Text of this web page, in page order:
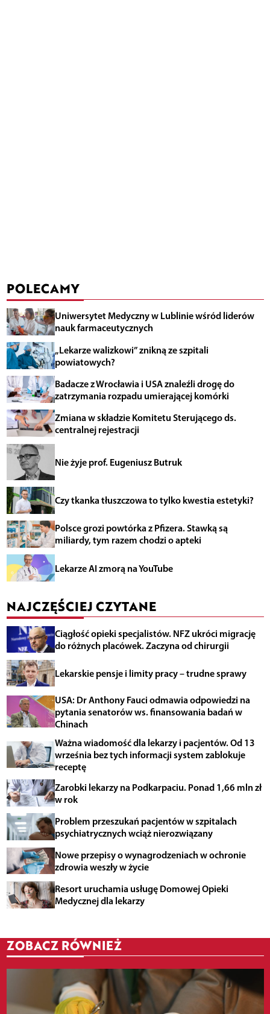
POLECAMY
Uniwersytet Medyczny w Lublinie wśród liderów
nauk farmaceutycznych
„Lekarze walizkowi” znikną ze szpitali
powiatowych?
Badacze z Wrocławia i USA znaleźli drogę do
zatrzymania rozpadu umierającej komórki
Zmiana w składzie Komitetu Sterującego ds.
centralnej rejestracji
Nie żyje prof. Eugeniusz Butruk
Czy tkanka tłuszczowa to tylko kwestia estetyki?
Polsce grozi powtórka z Pfizera. Stawką są
miliardy, tym razem chodzi o apteki
Lekarze AI zmorą na YouTube
NAJCZĘŚCIEJ CZYTANE
Ciągłość opieki specjalistów. NFZ ukróci migrację
do różnych placówek. Zaczyna od chirurgii
Lekarskie pensje i limity pracy – trudne sprawy
USA: Dr Anthony Fauci odmawia odpowiedzi na
pytania senatorów ws. finansowania badań w
Chinach
Ważna wiadomość dla lekarzy i pacjentów. Od 13
września bez tych informacji system zablokuje
receptę
Zarobki lekarzy na Podkarpaciu. Ponad 1,66 mln zł
w rok
Problem przeszukań pacjentów w szpitalach
psychiatrycznych wciąż nierozwiązany
Nowe przepisy o wynagrodzeniach w ochronie
zdrowia weszły w życie
Resort uruchamia usługę Domowej Opieki
Medycznej dla lekarzy
ZOBACZ RÓWNIEŻ